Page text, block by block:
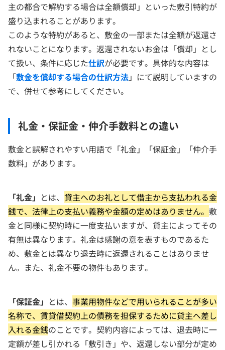
主の都合で解約する場合は全額償却」といった敷引特約が
盛り込まれることがあります。
このような特約があると、敷金の一部または全額が返還さ
れないことになります。返還されないお金は「償却」とし
て扱い、条件に応じた仕訳が必要です。具体的な内容は
「敷金を償却する場合の仕訳方法」にて説明していますの
で、併せて参考にしてください。
礼金・保証金・仲介手数料との違い
敷金と誤解されやすい用語で「礼金」「保証金」「仲介手
数料」があります。
「礼金」 とは、 貸主へのお礼として借主から支払われる金
銭で、法律上の支払い義務や金額の定めはありません。 敷
金と同様に契約時に一度支払いますが、貸主によってその
有無は異なります。礼金は感謝の意を表すものであるた
め、敷金とは異なり退去時に返還されることはありませ
ん。また、礼金不要の物件もあります。
「保証金」 とは、 事業用物件などで用いられることが多い
名称で、賃貸借契約上の債務を担保するために貸主へ差し
入れる金銭のことです。契約内容によっては、退去時に一
定額が差し引かれる「敷引き」や、返還しない部分が定め